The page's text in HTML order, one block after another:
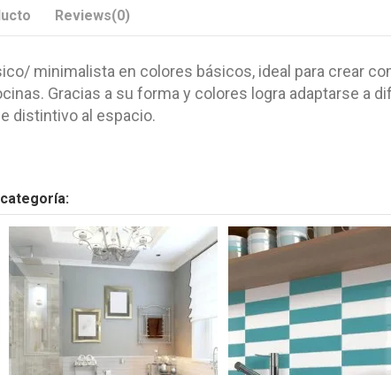
Reviews(0)
minimalista en colores básicos, ideal para crear
Gracias a su forma y colores logra adaptarse
distintivo al espacio.